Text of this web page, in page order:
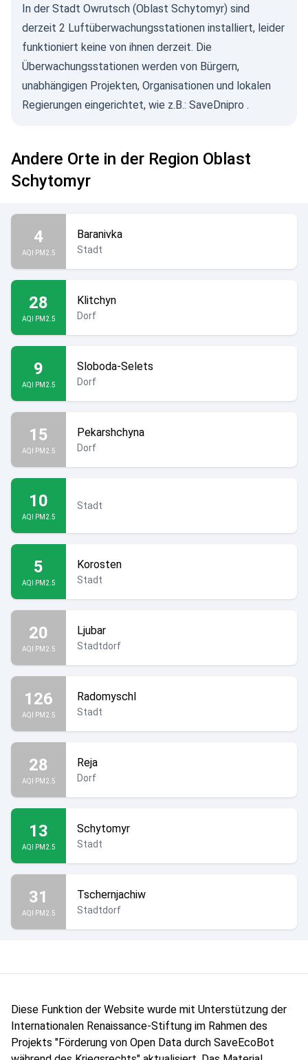
In der Stadt Owrutsch (Oblast Schytomyr) sind
derzeit 2 Luftüberwachungsstationen installiert, leider
funktioniert keine von ihnen derzeit. Die
Überwachungsstationen werden von Bürgern,
unabhängigen Projekten, Organisationen und lokalen
Regierungen eingerichtet, wie z.B.: SaveDnipro .
Andere Orte in der Region Oblast
Schytomyr
4
AQI PM2.5
Baranivka
Stadt
28
AQI PM2.5
Klitchyn
Dorf
9
AQI PM2.5
Sloboda-Selets
Dorf
15
AQI PM2.5
Pekarshchyna
Dorf
10
AQI PM2.5
Stadt
5
AQI PM2.5
Korosten
Stadt
20
AQI PM2.5
Ljubar
Stadtdorf
126
AQI PM2.5
Radomyschl
Stadt
28
AQI PM2.5
Reja
Dorf
13
AQI PM2.5
Schytomyr
Stadt
31
AQI PM2.5
Tschernjachiw
Stadtdorf
Diese Funktion der Website wurde mit Unterstützung der
Internationalen Renaissance-Stiftung im Rahmen des
Projekts "Förderung von Open Data durch SaveEcoBot